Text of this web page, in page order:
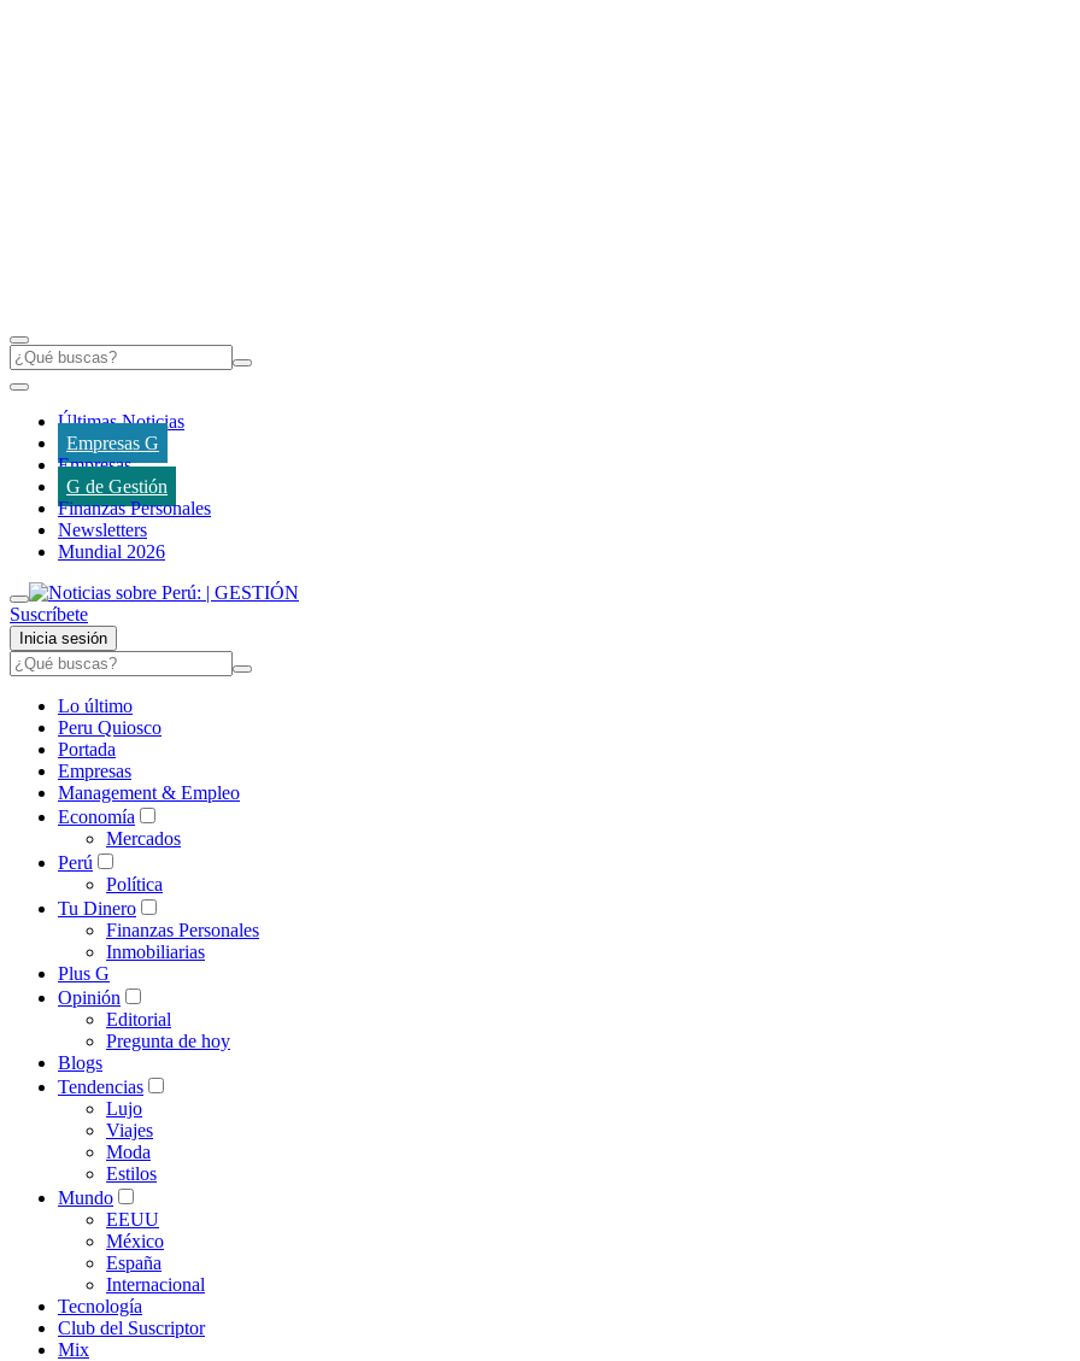
Últimas Noticias
Empresas G
Empresas
G de Gestión
Finanzas Personales
Newsletters
Mundial 2026
Suscríbete
Inicia sesión
Lo último
Peru Quiosco
Portada
Empresas
Management & Empleo
Economía
Mercados
Perú
Política
Tu Dinero
Finanzas Personales
Inmobiliarias
Plus G
Opinión
Editorial
Pregunta de hoy
Blogs
Tendencias
Lujo
Viajes
Moda
Estilos
Mundo
EEUU
México
España
Internacional
Tecnología
Club del Suscriptor
Mix